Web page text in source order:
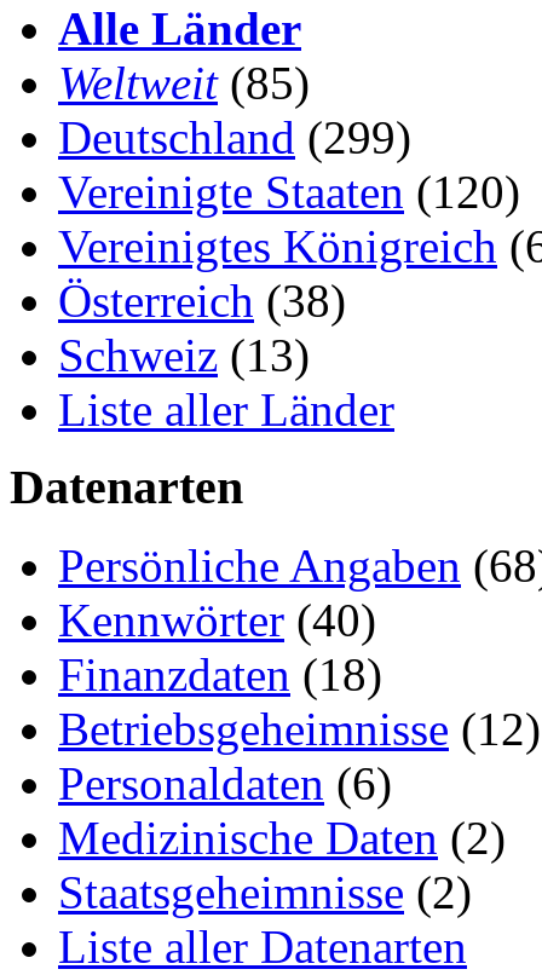
Alle Länder
Weltweit(85)
Deutschland (299)
Vereinigte Staaten (120)
Vereinigtes Königreich
Österreich (38)
Schweiz (13)
Liste aller Länder
Datenarten
Persönliche Angaben
Kennwörter (40)
Finanzdaten (18)
Betriebsgeheimnisse (12)
Personaldaten (6)
Medizinische Daten (2)
Staatsgeheimnisse (2)
Liste aller Datenarten